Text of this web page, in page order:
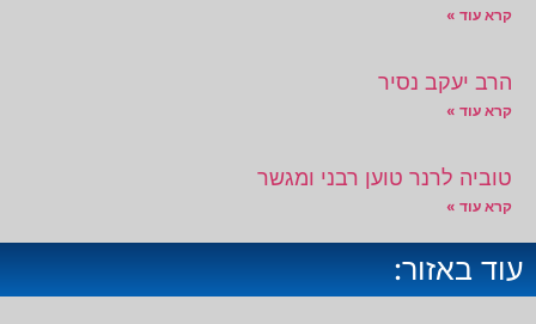
קרא עוד »
הרב יעקב נסיר
קרא עוד »
טוביה לרנר טוען רבני ומגשר
קרא עוד »
עוד באזור: